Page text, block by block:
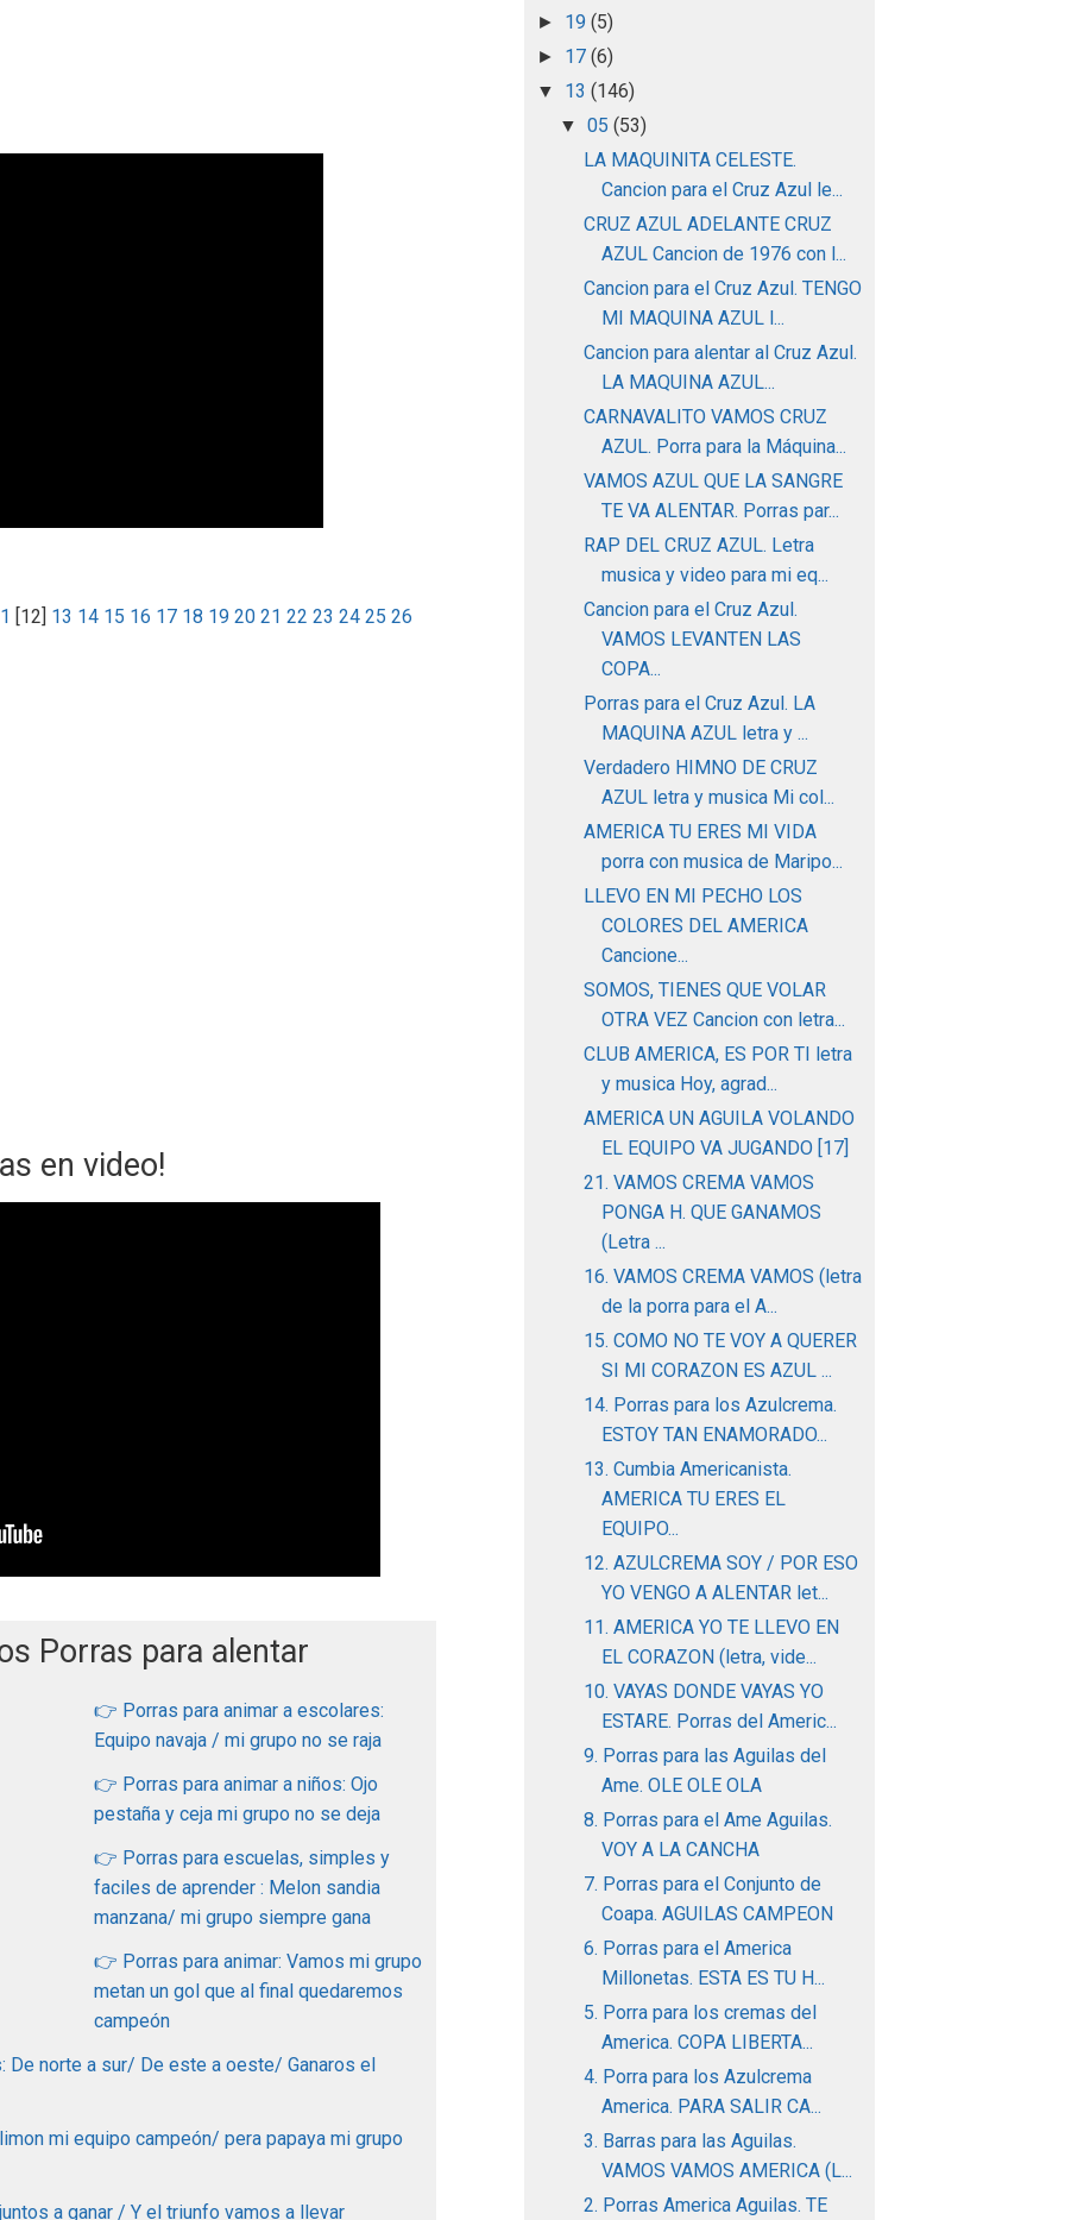
[12] 13 14 15 16 17 18 19 20 21 22 23 24 25 26
en video!
Porras para alentar
👉 Porras para animar a escolares:
Equipo navaja / mi grupo no se raja
👉 Porras para animar a niños: Ojo
pestaña y ceja mi grupo no se deja
👉 Porras para escuelas, simples y
faciles de aprender : Melon sandia
manzana/ mi grupo siempre gana
👉 Porras para animar: Vamos mi grupo
metan un gol que al final quedaremos
campeón
De norte a sur/ De este a oeste/ Ganaros el
mi equipo campeón/ pera papaya mi grupo
a ganar / Y el triunfo vamos a llevar
► 19 (5)
► 17 (6)
▼ 13 (146)
▼05(53)
LA MAQUINITA CELESTE.
Cancion para el Cruz Azul le...
CRUZ AZUL ADELANTE CRUZ
AZUL Cancion de 1976 con l...
Cancion para el Cruz Azul. TENGO
MI MAQUINA AZUL l...
Cancion para alentar al Cruz Azul.
LA MAQUINA AZUL...
CARNAVALITO VAMOS CRUZ
AZUL. Porra para la Máquina...
VAMOS AZUL QUE LA SANGRE
TE VA ALENTAR. Porras par...
RAP DEL CRUZ AZUL. Letra
musica y video para mi eq...
Cancion para el Cruz Azul.
VAMOS LEVANTEN LAS
COPA...
Porras para el Cruz Azul. LA
MAQUINA AZUL letra y ...
Verdadero HIMNO DE CRUZ
AZUL letra y musica Mi col...
AMERICA TU ERES MI VIDA
porra con musica de Maripo...
LLEVO EN MI PECHO LOS
COLORES DEL AMERICA
Cancione...
SOMOS, TIENES QUE VOLAR
OTRA VEZ Cancion con letra...
CLUB AMERICA, ES POR TI letra
y musica Hoy, agrad...
AMERICA UN AGUILA VOLANDO
EL EQUIPO VA JUGANDO [17]
21. VAMOS CREMA VAMOS
PONGA H. QUE GANAMOS
(Letra ...
16. VAMOS CREMA VAMOS (letra
de la porra para el A...
15. COMO NO TE VOY A QUERER
SI MI CORAZON ES AZUL ...
14. Porras para los Azulcrema.
ESTOY TAN ENAMORADO...
13. Cumbia Americanista.
AMERICA TU ERES EL
EQUIPO...
12. AZULCREMA SOY / POR ESO
YO VENGO A ALENTAR let...
11. AMERICA YO TE LLEVO EN
EL CORAZON (letra, vide...
10. VAYAS DONDE VAYAS YO
ESTARE. Porras del Americ...
9. Porras para las Aguilas del
Ame. OLE OLE OLA
8. Porras para el Ame Aguilas.
VOY A LA CANCHA
7. Porras para el Conjunto de
Coapa. AGUILAS CAMPEON
6. Porras para el America
Millonetas. ESTA ES TU H...
5. Porra para los cremas del
America. COPA LIBERTA...
4. Porra para los Azulcrema
America. PARA SALIR CA...
3. Barras para las Aguilas.
VAMOS VAMOS AMERICA (L...
2. Porras America Aguilas. TE